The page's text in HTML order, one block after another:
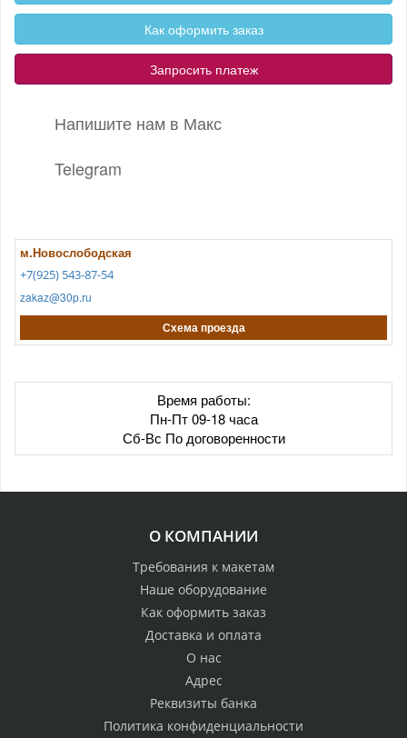
Как оформить заказ
Запросить платеж
Напишите нам в Макс
Telegram
м.Новослободская
+7(925) 543-87-54
zakaz@30p.ru
Схема проезда
Время работы:
Пн-Пт 09-18 часа
Сб-Вс По договоренности
О КОМПАНИИ
Требования к макетам
Наше оборудование
Как оформить заказ
Доставка и оплата
О нас
Адрес
Реквизиты банка
Политика конфиденциальности